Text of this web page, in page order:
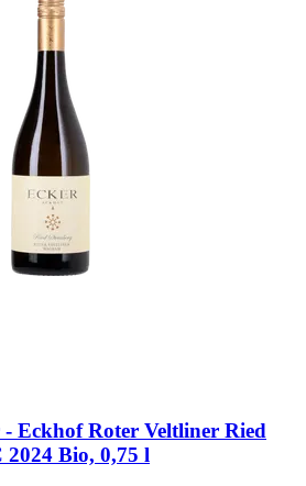
- EckhofRoter Veltliner Ried
2024 Bio, 0,75 l